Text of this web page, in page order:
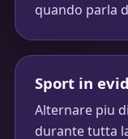
quando parla
Sport in
Alternare piu
durante tutta